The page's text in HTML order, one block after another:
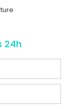
24h